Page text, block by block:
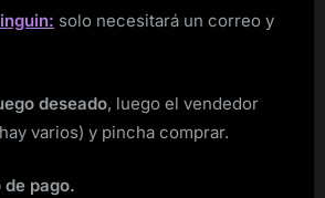
solo necesitará un correo y
deseado, luego el vendedor
varios) y pincha comprar.
de pago.